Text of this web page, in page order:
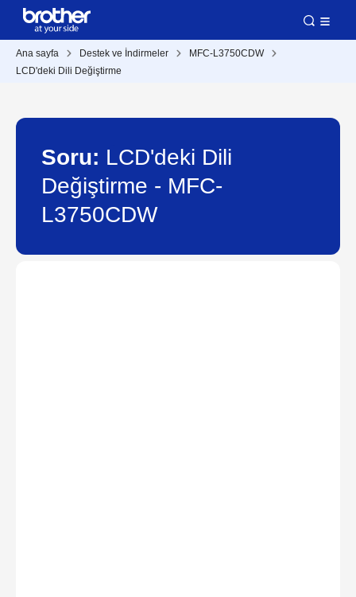
Ana sayfa Destek ve İndirmeler
MFC-L3750CDW
LCD'deki Dili Değiştirme
Soru: LCD'deki Dili
Değiştirme - MFC-
L3750CDW